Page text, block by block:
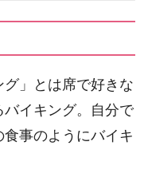
グ」とは席で好きな
イキング。自分で
事のようにバイキ